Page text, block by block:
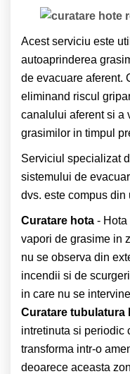
Acest serviciu este
autoaprinderea
de evacuare aferent.
eliminand riscul
canalului aferent si a
grasimilor in timpul
Serviciul specializat
sistemului de
dvs. este compus din
Curatare hota - Hota
vapori de grasime in
nu se observa din
incendii si de
in care nu se
Curatare tubulatura
intretinuta si periodic
transforma intr-o
deoarece aceasta